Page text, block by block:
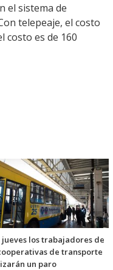
el sistema de
telepeaje, el costo
costo es de 160
jueves los trabajadores de
de transporte
un paro